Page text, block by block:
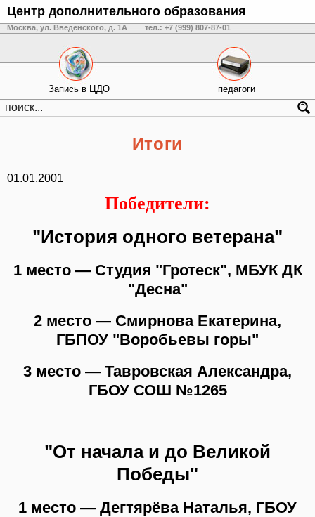
Центр дополнительного образования
Москва, ул. Введенского, д. 1А тел.: +7 (999) 807-87-01
Запись в ЦДО педагоги
Итоги
01.01.2001
Победители:
"История одного ветерана"
1 место — Студия "Гротеск", МБУК ДК
"Десна"
2 место — Смирнова Екатерина,
ГБПОУ "Воробьевы горы"
3 место — Тавровская Александра,
ГБОУ СОШ №1265
"От начала и до Великой
Победы"
1 место — Дегтярёва Наталья, ГБОУ